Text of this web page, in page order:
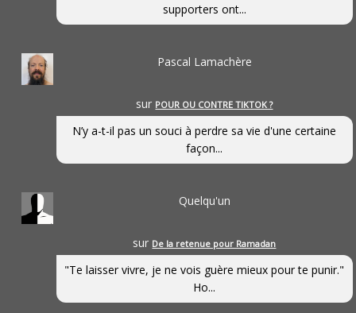
supporters ont...
Pascal Lamachère
sur POUR OU CONTRE TIKTOK ?
N’y a-t-il pas un souci à perdre sa vie d'une certaine
façon...
Quelqu'un
sur De la retenue pour Ramadan
"Te laisser vivre, je ne vois guère mieux pour te punir."
Ho...